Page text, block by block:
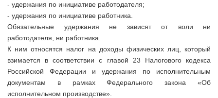
- удержания по инициативе работодателя;
- удержания по инициативе работника.
Обязательные удержания не зависят от воли ни
работодателя, ни работника.
К ним относятся налог на доходы физических лиц, который
взимается в соответствии с главой 23 Налогового кодекса
Российской Федерации и удержания по исполнительным
документам в рамках Федерального закона «Об
исполнительном производстве».